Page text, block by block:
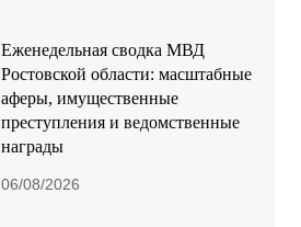
Еженедельная сводка МВД
Ростовской области: масштабные
аферы, имущественные
преступления и ведомственные
награды
06/08/2026